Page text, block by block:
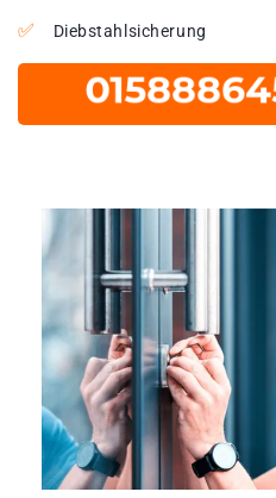
Diebstahlsicherung